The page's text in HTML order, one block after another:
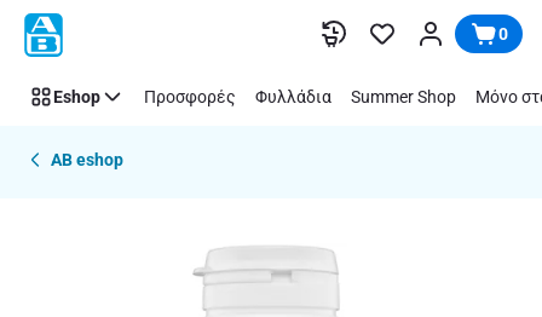
Παράλειψη 0
Eshop Προσφορές Φυλλάδια Summer Shop Μόνο
AB eshop